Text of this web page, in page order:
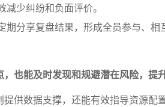
少纠纷和负面评价。
分享复盘结果，形成全员参与、相
也能及时发现和规避潜在风险，提
供数据支撑，还能有效指导资源配